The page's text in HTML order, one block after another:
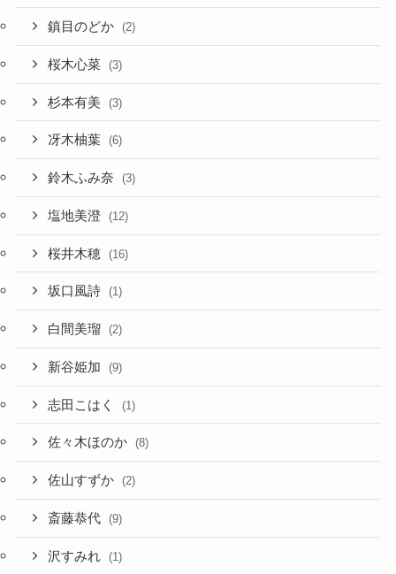
鎮目のどか (2)
桜木心菜 (3)
杉本有美 (3)
冴木柚葉 (6)
鈴木ふみ奈 (3)
塩地美澄 (12)
桜井木穂 (16)
坂口風詩 (1)
白間美瑠 (2)
新谷姫加 (9)
志田こはく (1)
佐々木ほのか (8)
佐山すずか (2)
斎藤恭代 (9)
沢すみれ (1)